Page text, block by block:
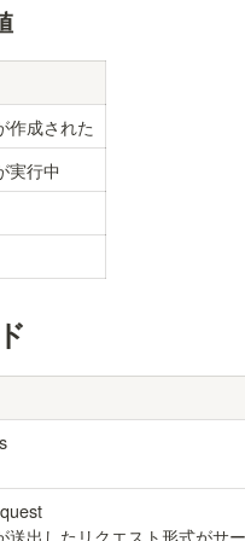
作成された
実行中
送出したリクエスト形式がサ